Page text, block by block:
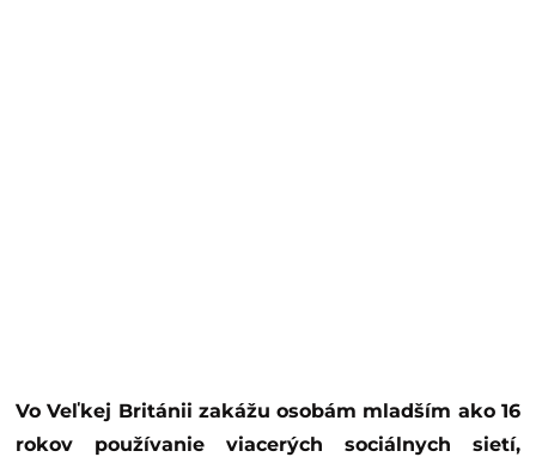
Vo Veľkej Británii zakážu osobám mladším ako 16
rokov používanie viacerých sociálnych sietí,